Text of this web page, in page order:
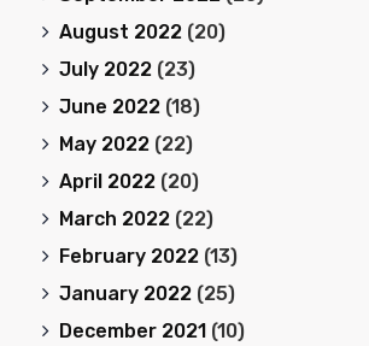
August 2022 (20)
July 2022 (23)
June 2022 (18)
May 2022 (22)
April 2022 (20)
March 2022 (22)
February 2022 (13)
January 2022 (25)
December 2021 (10)